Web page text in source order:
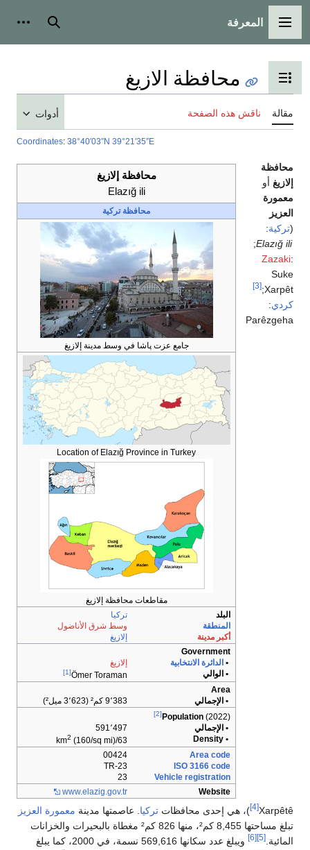
القائمة الرئيسية
المعرفة بحث
تبديل عرض جدول المحتويات
محافظة الازيغ
مقالة ناقش هذه الصفحة أدوات
Coordinates: 38°40′03″N 39°21′35″E
محافظة إلازيغ
Elazığ ili
محافظة تركية
جامع عزت پاشا في وسط مدينة إلازيغ
Location of Elazığ Province in Turkey
مقاطعات محافظة إلازيغ
البلد
تركيا
المنطقة
وسط شرق الأناضول
أكبر مدينة
إلازيغ
Government
• الدائرة الانتخابية
إلازيغ
• الوالي
Ömer Toraman
[1]
Area
• الإجمالي
9٬383 كم² (3٬623 ميل²)
Population (2022)
[2]
• الإجمالي
591٬497
• Density
63/km
2 (160/sq mi)
Area code
00424
ISO 3166 code
TR-23
Vehicle registration
23
Website
www.elazig.gov.tr
محافظة
إلازيغ أو
معمورة
العزيز
(تركية:
Elazığ ili
;
Zazaki:
Suke
Xarpêt;
[3]
كردي:
Parêzgeha
Xarpêtê
[4] )، هي إحدى محافظات تركيا. عاصمتها مدينة معمورة العزيز
تبلغ مساحتها 8,455 كم²، منها 826 كم² مغطاة بالبحيرات والخزانات
المائية.[5]
[6]
ويبلغ عدد سكانها 569,616 نسمة، في 2000، كما يبلغ